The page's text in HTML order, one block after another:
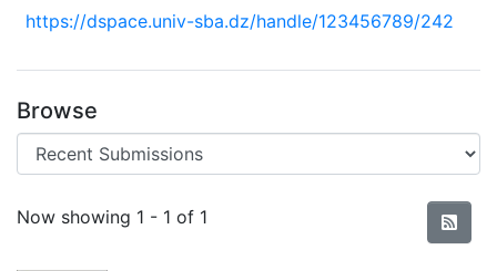
https://dspace.univ-sba.dz/handle/123456789/242
Browse
Recent Submissions
Now showing 1 - 1 of 1